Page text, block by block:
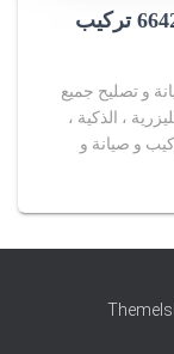
فني كاميرات مراقبة المطلاع 66428585 تركيب
و تصليح جميع
، الذكية ،
و صيانة و